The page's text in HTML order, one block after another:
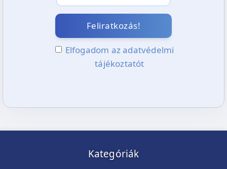
Feliratkozás!
Elfogadom az adatvédelmi
tájékoztatót
Kategóriák